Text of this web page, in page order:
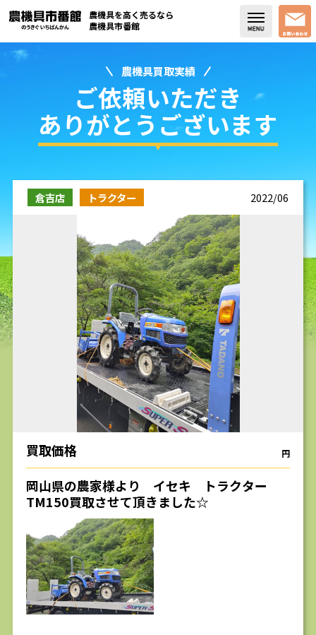
買取実績
コラム・スタッフブログ
取り扱い商品
よく頂く質問
お問い合わせ
農機具を高く売るなら
農機具市番館
農機具買取実績
ご依頼いただき
ありがとうございます
倉吉店 トラクター 2022/06
買取価格 円
岡山県の農家様より イセキ トラクター
TM150買取させて頂きました☆